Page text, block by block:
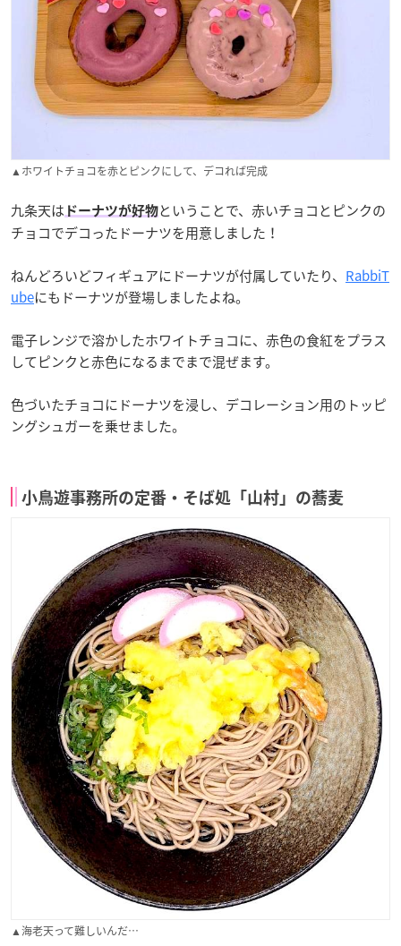
▲ホワイトチョコを赤とピンクにして、デコれば完成
九条天は ドーナツが好物ということで、赤いチョコとピンクの
チョコでデコったドーナツを用意しました！
ねんどろいどフィギュアにドーナツが付属していたり、 RabbiT
ubeにもドーナツが登場しましたよね。
電子レンジで溶かしたホワイトチョコに、赤色の食紅をプラス
してピンクと赤色になるまでまで混ぜます。
色づいたチョコにドーナツを浸し、デコレーション用のトッピ
ングシュガーを乗せました。
小鳥遊事務所の定番・そば処「山村」の蕎麦
▲海老天って難しいんだ…